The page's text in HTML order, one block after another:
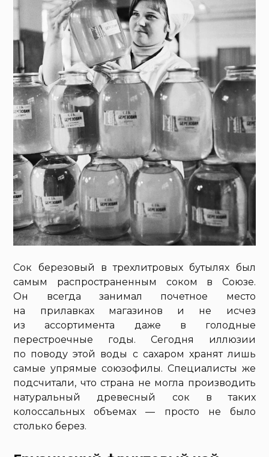
Сок березовый в трехлитровых бутылях был
самым распространенным соком в Союзе.
Он всегда занимал почетное место
на прилавках магазинов и не исчез
из ассортимента даже в голодные
перестроечные годы. Сегодня иллюзии
по поводу этой воды с сахаром хранят лишь
самые упрямые союзофилы. Специалисты же
подсчитали, что страна не могла производить
натуральный древесный сок в таких
колоссальных объемах — просто не было
столько берез.